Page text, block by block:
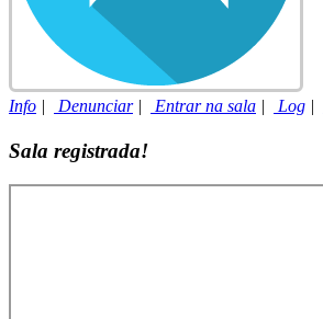
Info | Denunciar| Entrar na sala | Log |
Sala registrada!